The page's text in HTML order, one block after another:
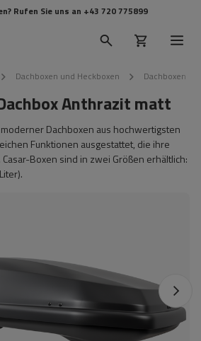
Rufen Sie uns an +43 720 775899
Dachboxen und Heckboxen Dachboxen
Anthrazit matt
Dachboxen aus hochwertigsten
Funktionen ausgestattet, die ihre
Boxen sind in zwei Größen erhältlich: